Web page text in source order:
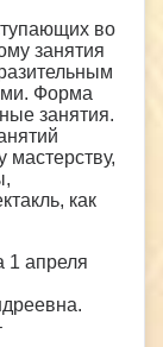
во
занятия
Форма
занятия.
мастерству,
как
1 апреля